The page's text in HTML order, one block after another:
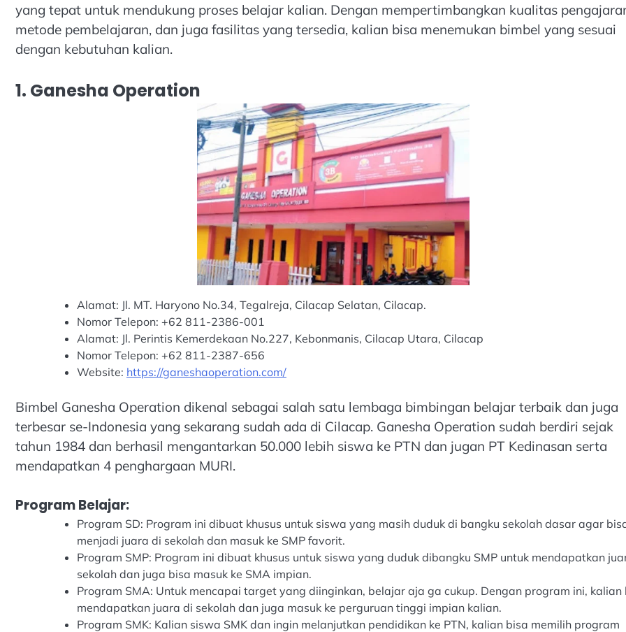
yang tepat untuk mendukung proses belajar kalian. Dengan mempertimbangkan kualitas
metode pembelajaran, dan juga fasilitas yang tersedia, kalian bisa menemukan bimbel yang sesuai
dengan kebutuhan kalian.
1. Ganesha Operation
Alamat: Jl. MT. Haryono No.34, Tegalreja, Cilacap Selatan, Cilacap.
Nomor Telepon: +62 811-2386-001
Alamat: Jl. Perintis Kemerdekaan No.227, Kebonmanis, Cilacap Utara, Cilacap
Nomor Telepon: +62 811-2387-656
Website: https://ganeshaoperation.com/
Bimbel Ganesha Operation dikenal sebagai salah satu lembaga bimbingan belajar terbaik dan juga
terbesar se-Indonesia yang sekarang sudah ada di Cilacap. Ganesha Operation sudah berdiri sejak
tahun 1984 dan berhasil mengantarkan 50.000 lebih siswa ke PTN dan jugan PT Kedinasan serta
mendapatkan 4 penghargaan MURI.
Program Belajar:
Program SD: Program ini dibuat khusus untuk siswa yang masih duduk di bangku sekolah dasar agar
menjadi juara di sekolah dan masuk ke SMP favorit.
Program SMP: Program ini dibuat khusus untuk siswa yang duduk dibangku SMP untuk mendapatkan
sekolah dan juga bisa masuk ke SMA impian.
Program SMA: Untuk mencapai target yang diinginkan, belajar aja ga cukup. Dengan program ini, kalian
mendapatkan juara di sekolah dan juga masuk ke perguruan tinggi impian kalian.
Program SMK: Kalian siswa SMK dan ingin melanjutkan pendidikan ke PTN, kalian bisa memilih program